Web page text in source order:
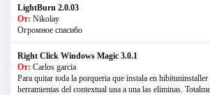
LightBurn 2.0.03
От: Nikolay
Огромное спасибо
Right Click Windows Magic 3.0.1
От: Carlos garcia
Para quitar toda la porqueria que instala en
herramientas del contextual una a una las eliminas.